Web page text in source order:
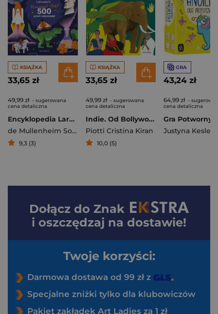
KSIĄŻKA
33,65 zł
49,99 zł - sugerowana
cena detaliczna
Encyklopedia Larousse'a. Dlaczego? Jak? 500 pytań i odpowiedzi
de Mullenheim Sophie
9,3 (3)
KSIĄŻKA
33,65 zł
49,99 zł - sugerowana
cena detaliczna
Indie. Od Bollywood do Tadź Mahal
Piotti Cristina Kiran
10,0 (5)
GRA
43,24 zł
64,99 zł -
cena detaliczna
Justyna Kesler
Dołącz do Znak
i oszczędzaj na dostawie!
Twoje korzyści:
Darmowa dostawa od 99 zł z
Specjalne zniżki tylko dla klubowiczów
Pakiet zakładek Art Ladies za 1 zł